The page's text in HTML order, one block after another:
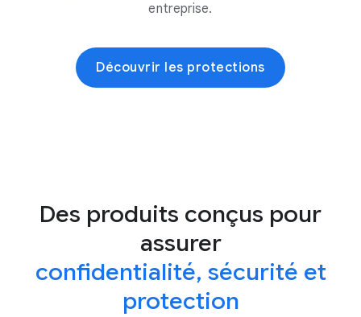
entreprise.
Découvrir les protections
Des produits conçus pour
assurer
confidentialité, sécurité et
protection